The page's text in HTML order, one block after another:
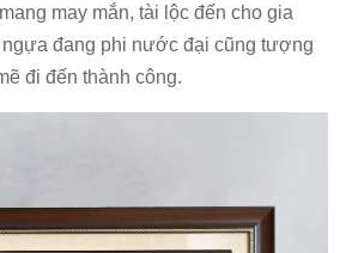
may mắn, tài lộc đến cho gia
đang phi nước đại cũng tượng
đi đến thành công.